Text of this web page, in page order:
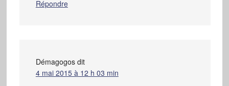
Répondre
Démagogos dit
4 mai 2015 à 12 h 03 min